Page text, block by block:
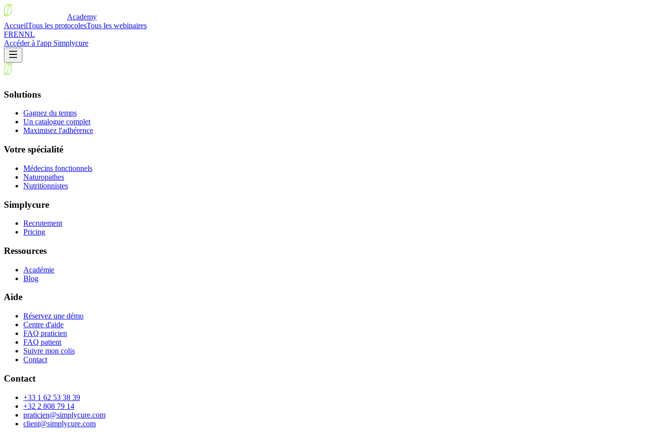
Academy
AccueilTous les protocolesTous les webinaires
FRENNL
Accéder à l'app Simplycure
Solutions
Gagnez du temps
Un catalogue complet
Maximisez l'adhérence
Votre spécialité
Médecins fonctionnels
Naturopathes
Nutritionnistes
Simplycure
Recrutement
Pricing
Ressources
Académie
Blog
Aide
Réservez une démo
Centre d'aide
FAQ praticien
FAQ patient
Suivre mon colis
Contact
Contact
+33 1 62 53 38 39
+32 2 808 79 14
praticien@simplycure.com
client@simplycure.com